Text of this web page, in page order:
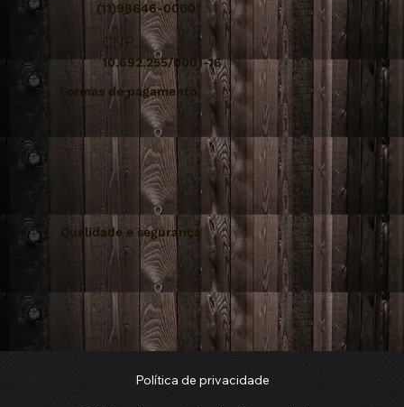
(11)98646-0000
CNPJ:
10.692.255/0001-16
Formas de pagamento
Qualidade e segurança
Política de privacidade